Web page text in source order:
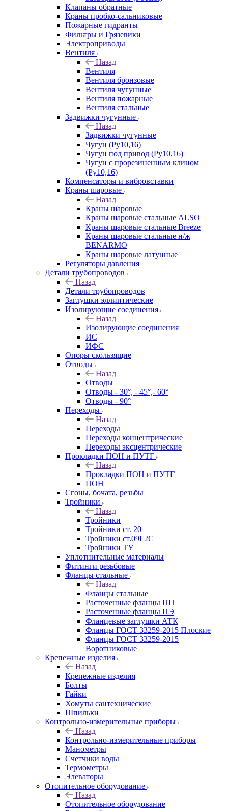
Клапаны обратные
Краны пробко-сальниковые
Пожарные гидранты
Фильтры и Грязевики
Электроприводы
Вентиля
Назад
Вентиля
Вентиля бронзовые
Вентиля чугунные
Вентиля пожарные
Вентиля стальные
Задвижки чугунные
Назад
Задвижки чугунные
Чугун (Ру10,16)
Чугун под привод (Ру10,16)
Чугун с прорезиненным клином
(Ру10,16)
Компенсаторы и вибровставки
Краны шаровые
Назад
Краны шаровые
Краны шаровые стальные ALSO
Краны шаровые стальные Breeze
Краны шаровые стальные н/ж
BENARMO
Краны шаровые латунные
Регуляторы давления
Детали трубопроводов
Назад
Детали трубопроводов
Заглушки эллиптические
Изолирующие соединения
Назад
Изолирующие соединения
ИС
ИФС
Опоры скользящие
Отводы
Назад
Отводы
Отводы - 30°, - 45°,- 60°
Отводы - 90°
Переходы
Назад
Переходы
Переходы концентрические
Переходы эксцентрические
Прокладки ПОН и ПУТГ
Назад
Прокладки ПОН и ПУТГ
ПОН
Сгоны, бочата, резьбы
Тройники
Назад
Тройники
Тройники ст. 20
Тройники ст.09Г2С
Тройники ТУ
Уплотнительные материалы
Фитинги резьбовые
Фланцы стальные
Назад
Фланцы стальные
Расточенные фланцы ПП
Расточенные фланцы ПЭ
Фланцевые заглушки АТК
Фланцы ГОСТ 33259-2015 Плоские
Фланцы ГОСТ 33259-2015
Воротниковые
Крепежные изделия
Назад
Крепежные изделия
Болты
Гайки
Хомуты сантехнические
Шпильки
Контрольно-измерительные приборы
Назад
Контрольно-измерительные приборы
Манометры
Счетчики воды
Термометры
Элеваторы
Отопительное оборудование
Назад
Отопительное оборудование